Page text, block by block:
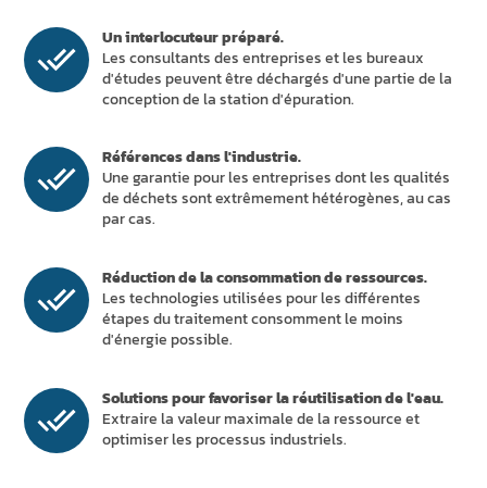
Un interlocuteur préparé.
Les consultants des entreprises et les bureaux
d'études peuvent être déchargés d'une partie de la
conception de la station d'épuration.
Références dans l'industrie.
Une garantie pour les entreprises dont les qualités
de déchets sont extrêmement hétérogènes, au cas
par cas.
Réduction de la consommation de ressources.
Les technologies utilisées pour les différentes
étapes du traitement consomment le moins
d'énergie possible.
Solutions pour favoriser la réutilisation de l'eau.
Extraire la valeur maximale de la ressource et
optimiser les processus industriels.